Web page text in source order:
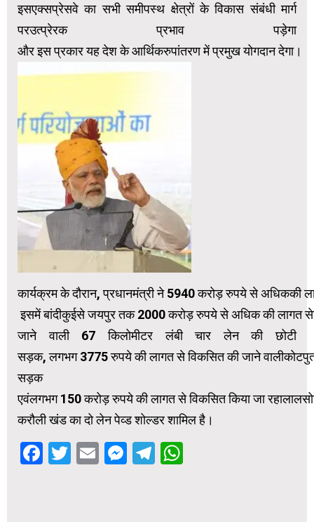
इसएक्सप्रेसवे का सभी समीपस्थ क्षेत्रों के विकास संबंधी मार्ग
परउत्प्रेरक प्रभाव पड़ेगा
और इस प्रकार यह देश के आर्थिकरुपांतरण में प्रमुख योगदान देगा।
कार्यक्रम के दौरान, प्रधानमंत्री ने 5940 करोड़ रुपये से अधिककी
इसमें बांदीकुईसे जयपुर तक 2000 करोड़ रुपये से अधिक की लागत
जाने वाली 67 किलोमीटर लंबी चार लेन की छोटी
सड़क, लगभग 3775 रुपये की लागत से विकसित की जाने
सड़क
एवंलगभग 150 करोड़ रुपये की लागत से विकसित किया जा
करौली खंड का दो लेन पेव्ड शोल्डर शामिल है।
Facebook
Twitter
EmailMessenger
Telegram